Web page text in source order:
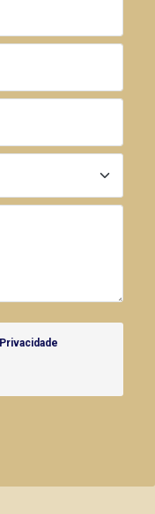
Privacidade